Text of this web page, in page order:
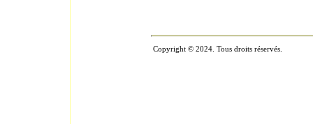
Copyright © 2024. Tous droits réservés.